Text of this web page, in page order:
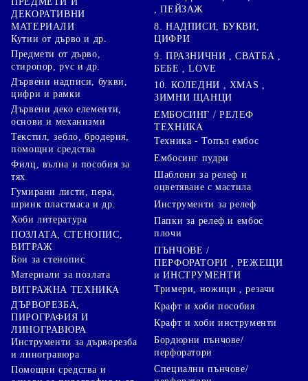
ДЕКОРАТИВНИ
МАТЕРИАЛИ
Кутии от дърво и др.
Предмети от дърво,
стиропор, pvc и др.
Дървени надписи, букви,
цифри и рамки
Дървени деко елементи,
основи и механизми
Текстил, зебло, бродерия,
помощни средства
Филц, вълна и пособия за
тях
Гумирани листи, пера,
шринк пластмаса и др.
Хоби литература
ПОЗЛАТА, СТЕНОПИС,
ВИТРАЖ
Бои за стенопис
Материали за позлата
ВИТРАЖНА ТЕХНИКА
ДЪРВОРЕЗБА,
ПИРОГРАФИЯ И
ЛИНОГРАВЮРА
Инструменти за дърворезба
и линогравюра
Помощни средства и
, ПЕЙЗАЖ
8. НАДПИСИ, БУКВИ,
ЦИФРИ
9. ПРАЗНИЧНИ , СВАТБА ,
БЕБЕ , LOVE
10. КОЛЕДНИ , XMAS ,
ЗИМНИ ЩАНЦИ
ЕМБОСИНГ / РЕЛЕФ
ТЕХНИКА
Техника - Топъл ембос
Ембосинг пудри
Шаблони за релеф и
оцветяване с мастила
Инструменти за релеф
Папки за релеф и ембос
плочи
ПЪНЧОВЕ /
ПЕРФОРАТОРИ , РЕЖЕЩИ
и ИНСТРУМЕНТИ
Тримери, ножици , резачи
Крафт и хоби пособия
Крафт и хоби инструменти
Бордюрни пънчове/
перфоратори
Специални пънчове/